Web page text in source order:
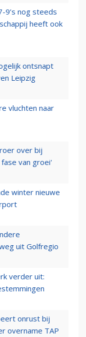
9’s nog steeds
heeft ook
ontsnapt
Leipzig
vluchten naar
over bij
van groei'
winter nieuwe
uit Golfregio
verder uit:
onrust bij
overname TAP